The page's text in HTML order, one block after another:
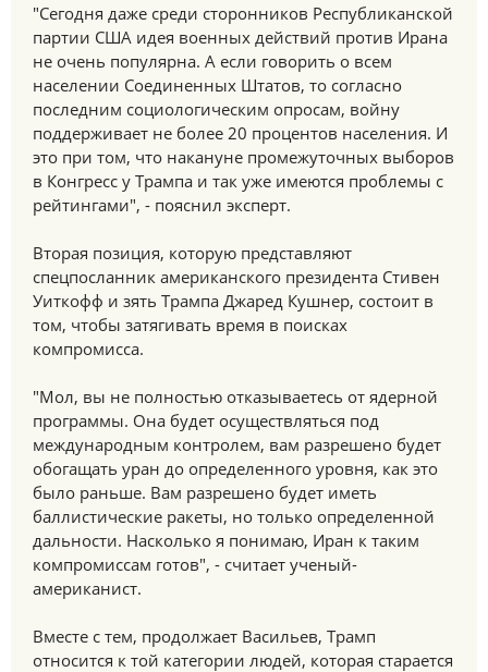
"Сегодня даже среди сторонников Республиканской
партии США идея военных действий против Ирана
не очень популярна. А если говорить о всем
населении Соединенных Штатов, то согласно
последним социологическим опросам, войну
поддерживает не более 20 процентов населения. И
это при том, что накануне промежуточных выборов
в Конгресс у Трампа и так уже имеются проблемы с
рейтингами", - пояснил эксперт.
Вторая позиция, которую представляют
спецпосланник американского президента Стивен
Уиткофф и зять Трампа Джаред Кушнер, состоит в
том, чтобы затягивать время в поисках
компромисса.
"Мол, вы не полностью отказываетесь от ядерной
программы. Она будет осуществляться под
международным контролем, вам разрешено будет
обогащать уран до определенного уровня, как это
было раньше. Вам разрешено будет иметь
баллистические ракеты, но только определенной
дальности. Насколько я понимаю, Иран к таким
компромиссам готов", - считает ученый-
американист.
Вместе с тем, продолжает Васильев, Трамп
относится к той категории людей, которая старается